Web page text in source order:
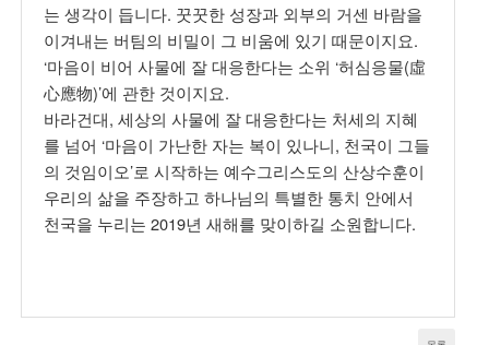
는 생각이 듭니다. 꿋꿋한 성장과 외부의 거센 바람을
이겨내는 버팀의 비밀이 그 비움에 있기 때문이지요.
‘마음이 비어 사물에 잘 대응한다는 소위 ‘허심응물(虛
心應物)’에 관한 것이지요.
바라건대, 세상의 사물에 잘 대응한다는 처세의 지혜
를 넘어 ‘마음이 가난한 자는 복이 있나니, 천국이 그들
의 것임이오’로 시작하는 예수그리스도의 산상수훈이
우리의 삶을 주장하고 하나님의 특별한 통치 안에서
천국을 누리는 2019년 새해를 맞이하길 소원합니다.